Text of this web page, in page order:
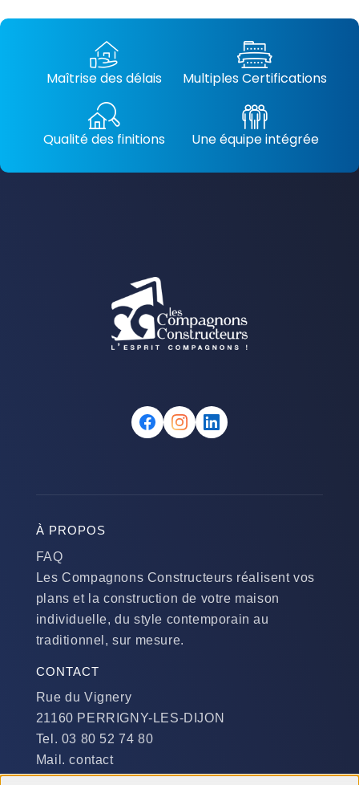
Maîtrise des délais Multiples Certifications
Qualité des finitions Une équipe intégrée
À PROPOS
FAQ
Les Compagnons Constructeurs réalisent vos
plans et la construction de votre maison
individuelle, du style contemporain au
traditionnel, sur mesure.
CONTACT
Rue du Vignery
21160 PERRIGNY-LES-DIJON
Tel. 03 80 52 74 80
Mail. contact